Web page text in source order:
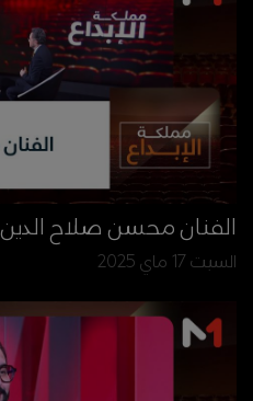
الفنان محسن صلاح الدين
السبت 17 ماي 2025